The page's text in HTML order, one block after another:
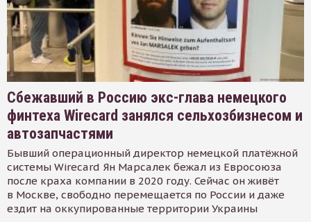
Сбежавший в Россию экс-глава немецкого
финтеха Wirecard занялся сельхозбизнесом и
автозапчастями
Бывший операционный директор немецкой платёжной
системы Wirecard Ян Марсалек бежал из Евросоюза
после краха компании в 2020 году. Сейчас он живёт
в Москве, свободно перемещается по России и даже
ездит на оккупированные территории Украины